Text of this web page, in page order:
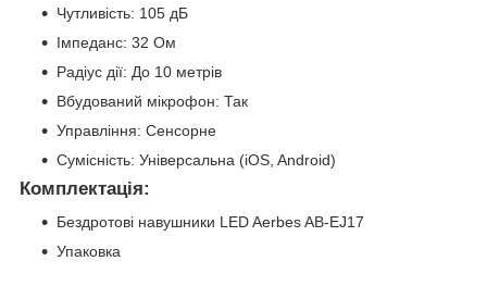
Чутливість: 105 дБ
Імпеданс: 32 Ом
Радіус дії: До 10 метрів
Вбудований мікрофон: Так
Управління: Сенсорне
Сумісність: Універсальна (iOS, Android)
Комплектація:
Бездротові навушники LED Aerbes AB-EJ17
Упаковка